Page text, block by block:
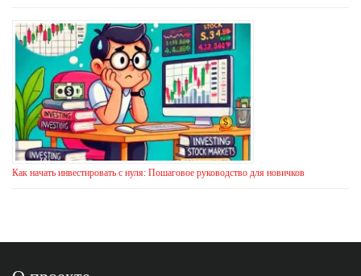
Как начать инвестировать с нуля: Пошаговое руководство для новичков